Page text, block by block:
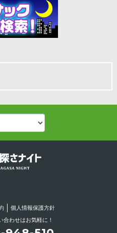
益費・ごみ処理費サービス！！
／ 13.20万円
／ 14.30万円
／ 18.15万円
個人情報保護方針
合わせはお気軽に！